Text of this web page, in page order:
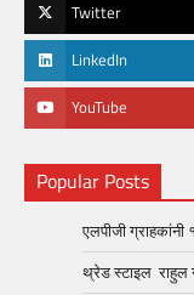
Twitter
LinkedIn
YouTube
Popular Posts
एलपीजी ग्राहकांनी
थ्रेड स्टाइल राहुल